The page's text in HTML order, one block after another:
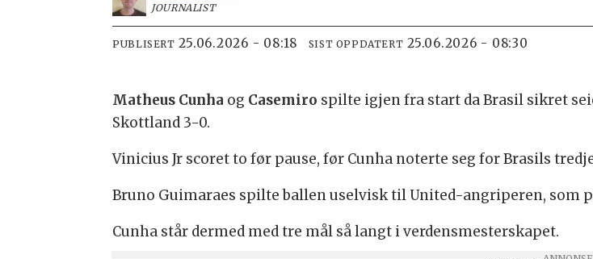
JOURNALIST
PUBLISERT 25.06.2026 - 08:18 SIST OPPDATERT 25.06.2026 - 08:30
Matheus Cunha og Casemiro spilte igjen fra start da Brasil sikret
Skottland 3-0.
Vinicius Jr scoret to før pause, før Cunha noterte seg for Brasils
Bruno Guimaraes spilte ballen uselvisk til United-angriperen, som
Cunha står dermed med tre mål så langt i verdensmesterskapet.